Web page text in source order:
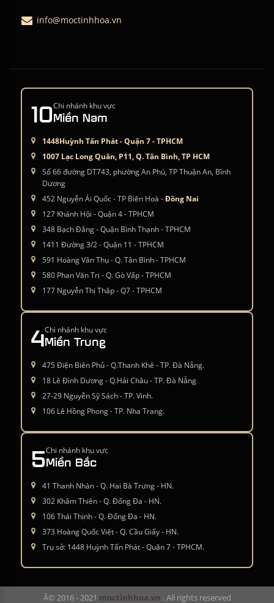
info@moctinhhoa.vn
10Chi nhánh khu vực
Miền Nam
1448Huỳnh Tấn Phát - Quận 7 - TPHCM
1007 Lạc Long Quân, P11, Q. Tân Bình, TP HCM
Số 66 đường DT743, phường An Phú, TP Thuận An, Bình
Dương
452 Nguyễn Ái Quốc - TP Biên Hoà -Đồng Nai
127 Khánh Hội - Quận 4 - TPHCM
348 Bạch Đằng - Quận Bình Thạnh - TPHCM
1411 Đường 3/2 - Quận 11 - TPHCM
591 Hoàng Văn Thụ - Q. Tân Bình - TPHCM
580 Phan Văn Trị - Q. Gò Vấp - TPHCM
177 Nguyễn Thị Thập - Q7 - TPHCM
4Chi nhánh khu vực
Miền Trung
475 Điện Biên Phủ - Q.Thanh Khê - TP. Đà Nẵng.
18 Lê Đình Dương - Q.Hải Châu - TP. Đà Nẵng
27-29 Nguyễn Sỹ Sách - TP. Vinh.
106 Lê Hồng Phong - TP. Nha Trang.
5Chi nhánh khu vực
Miền Bắc
41 Thanh Nhàn - Q. Hai Bà Trưng - HN.
302 Khâm Thiên - Q. Đống Đa - HN.
106 Thái Thịnh - Q. Đống Đa - HN.
373 Hoàng Quốc Việt - Q. Cầu Giấy - HN.
Trụ sở: 1448 Huỳnh Tấn Phát - Quận 7 - TPHCM.
Â© 2016 - 2021 moctinhhoa.vn . All rights reserved